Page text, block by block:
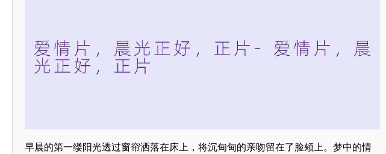
早晨的第一缕阳光透过窗帘洒落在床上，将沉甸甸的亲吻留在了脸颊上。梦中的情